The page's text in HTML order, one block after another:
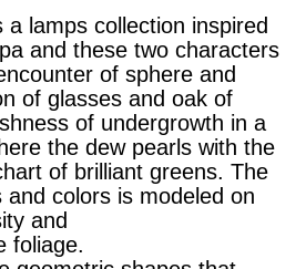
lamps collection inspired
and these two characters
of sphere and
of glasses and oak of
of undergrowth in a
the dew pearls with the
of brilliant greens. The
colors is modeled on
and
foliage.